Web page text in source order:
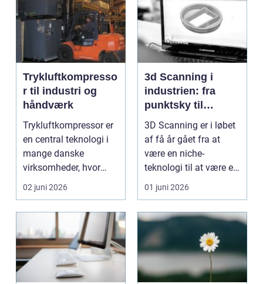
Trykluftkompresso
r til industri og
håndværk
Trykluftkompressor er
en central teknologi i
mange danske
virksomheder, hvor
stabil forsyning af try...
02 juni 2026
3d Scanning i
industrien: fra
punktsky til
præcist
projektgrundlag
3D Scanning er i løbet
af få år gået fra at
være en niche-
teknologi til at være et
helt almindeligt ...
01 juni 2026